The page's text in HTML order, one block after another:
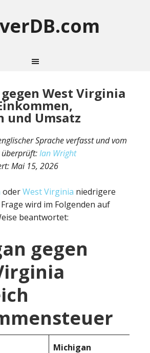
West Virginia
und Umsatz
Sprache verfasst und vom
Ian Wright
Mai 15, 2026
oderWest Virginia niedrigere
wird im Folgenden auf
beantwortet:
gegen
Michigan